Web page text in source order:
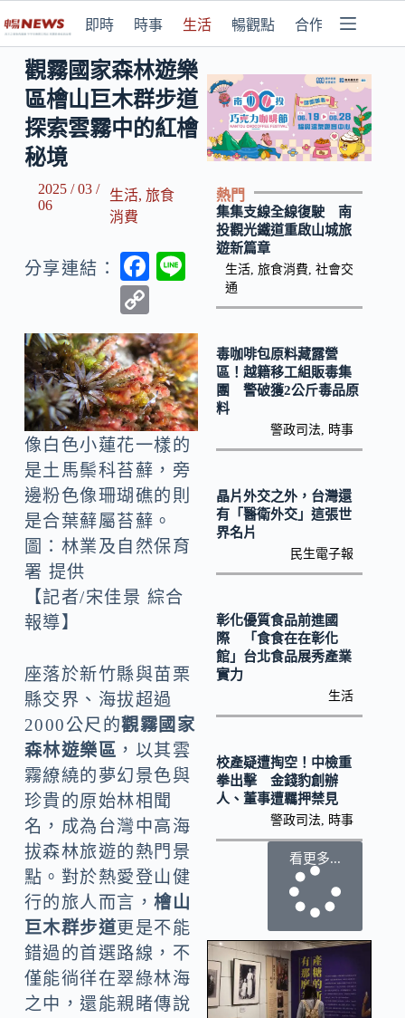
即時 時事 生活 暢觀點 合作媒體
觀霧國家森林遊樂
區檜山巨木群步道
探索雲霧中的紅檜
秘境
2025 / 03 /
06
生活, 旅食
消費
分享連結：
F
b
o
o
k
o
p
y
Li
n
k
像白色小蓮花一樣的
是土馬鬃科苔蘚，旁
邊粉色像珊瑚礁的則
是合葉蘚屬苔蘚。
圖：林業及自然保育
署 提供
【記者/宋佳景 綜合
報導】
座落於新竹縣與苗栗
縣交界、海拔超過
2000公尺的觀霧國家
森林遊樂區 ，以其雲
霧繚繞的夢幻景色與
珍貴的原始林相聞
名，成為台灣中高海
拔森林旅遊的熱門景
點。對於熱愛登山健
行的旅人而言，檜山
巨木群步道更是不能
錯過的首選路線，不
僅能徜徉在翠綠林海
之中，還能親睹傳說
熱門
集集支線全線復駛 南
投觀光鐵道重啟山城旅
遊新篇章
生活, 旅食消費 社會交
通
毒咖啡包原料藏露營
區！越籍移工組販毒集
團 警破獲2公斤毒品原
料
警政司法 時事
晶片外交之外，台灣還
有「醫衛外交」這張世
界名片
民生電子報
彰化優質食品前進國
際 「食食在在彰化
館」台北食品展秀產業
實力
生活
校產疑遭掏空！中檢重
拳出擊 金錢豹創辦
人、董事遭羈押禁見
警政司法 時事
看更多...